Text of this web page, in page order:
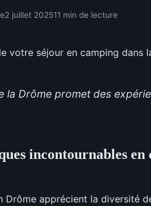
2 juillet 202511 min de lecture
la Drôme promet des
incontournables en
apprécient la diversité